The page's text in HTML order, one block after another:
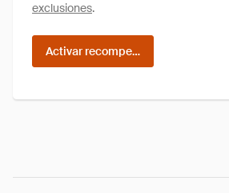
exclusiones.
Activar recompensas